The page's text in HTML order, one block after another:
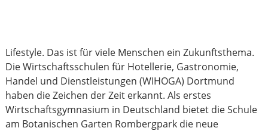
Lifestyle. Das ist für viele Menschen ein Zukunftsthema.
Die Wirtschaftsschulen für Hotellerie, Gastronomie,
Handel und Dienstleistungen (WIHOGA) Dortmund
haben die Zeichen der Zeit erkannt. Als erstes
Wirtschaftsgymnasium in Deutschland bietet die Schule
am Botanischen Garten Rombergpark die neue